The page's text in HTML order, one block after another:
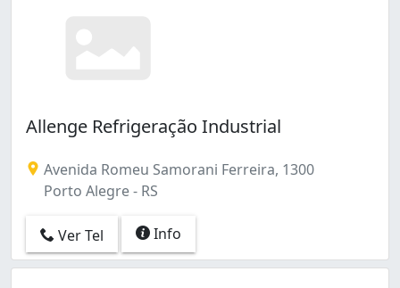
Allenge Refrigeração Industrial
Avenida Romeu Samorani Ferreira, 1300
Porto Alegre - RS
Ver Tel Info